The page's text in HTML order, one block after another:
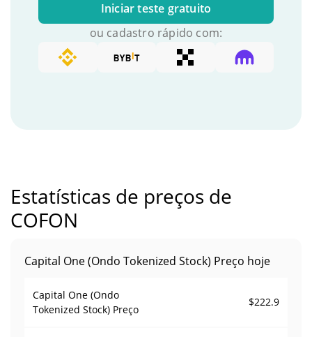
Iniciar teste gratuito
ou cadastro rápido com:
Estatísticas de preços de
COFON
Capital One (Ondo Tokenized Stock) Preço hoje
Capital One (Ondo
Tokenized Stock) Preço
$222.9